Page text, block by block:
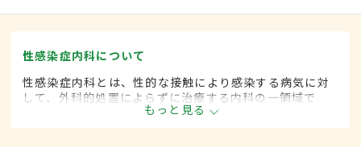
性感染症内科について
性感染症内科とは、性的な接触により感染する病気に対
して、外科的処置によらずに治療する内科の一領域で
す。平成20年4月の制度改正前は、性感染症科と呼ばれ
ていました。
もっと見る